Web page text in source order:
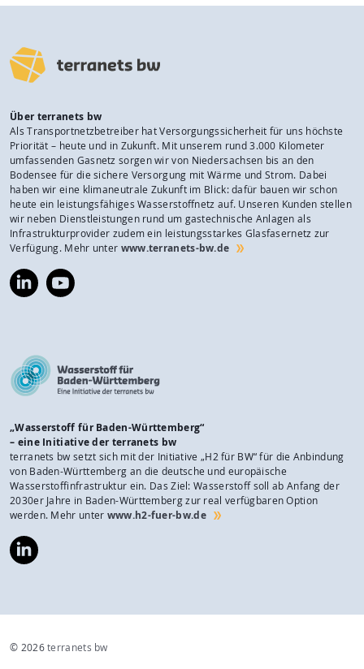
Über terranets bw
Als Transportnetzbetreiber hat Versorgungssicherheit für uns höchste
Priorität – heute und in Zukunft. Mit unserem rund 3.000 Kilometer
umfassenden Gasnetz sorgen wir von Niedersachsen bis an den
Bodensee für die sichere Versorgung mit Wärme und Strom. Dabei
haben wir eine klimaneutrale Zukunft im Blick: dafür bauen wir schon
heute ein leistungsfähiges Wasserstoffnetz auf. Unseren Kunden stellen
wir neben Dienstleistungen rund um gastechnische Anlagen als
Infrastrukturprovider zudem ein leistungsstarkes Glasfasernetz zur
Verfügung. Mehr unter www.terranets-bw.de
https://www.linkedin.com/company/terranets-
bw-
https://www.youtube.com/@terranetsbw
„Wasserstoff für Baden-Württemberg“
– eine Initiative der terranets bw
terranets bw setzt sich mit der Initiative „H2 für BW“ für die Anbindung
von Baden-Württemberg an die deutsche und europäische
Wasserstoffinfrastruktur ein. Das Ziel: Wasserstoff soll ab Anfang der
2030er Jahre in Baden-Württemberg zur real verfügbaren Option
werden. Mehr unter www.h2-fuer-bw.de
https://www.linkedin.com/company/wasserstoff-
f%C3%BCr-
© 2026terranets bw